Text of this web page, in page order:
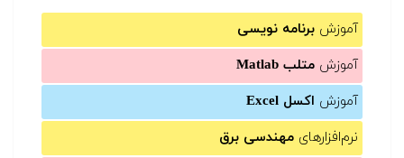
آموزش برنامه نویسی
آموزش متلب Matlab
آموزش اکسل Excel
نرم‌افزارهای مهندسی برق